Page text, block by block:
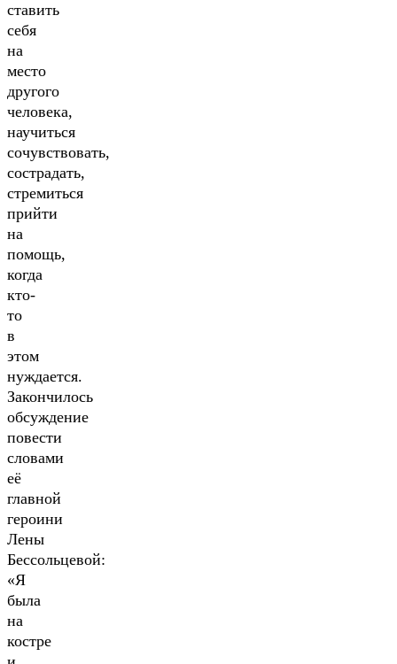
ставить
себя
на
место
другого
человека,
научиться
сочувствовать,
сострадать,
стремиться
прийти
на
помощь,
когда
кто-
то
в
этом
нуждается.
Закончилось
обсуждение
повести
словами
её
главной
героини
Лены
Бессольцевой:
«Я
была
на
костре